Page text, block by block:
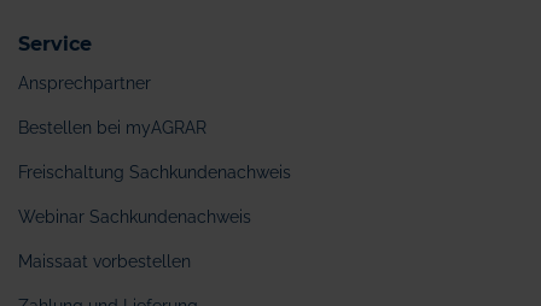
Service
Ansprechpartner
Bestellen bei myAGRAR
Freischaltung Sachkundenachweis
Webinar Sachkundenachweis
Maissaat vorbestellen